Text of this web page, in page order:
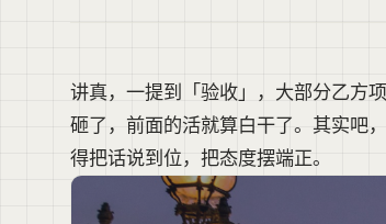
讲真，一提到「验收」，大部分乙方
砸了，前面的活就算白干了。其实吧
得把话说到位，把态度摆端正。